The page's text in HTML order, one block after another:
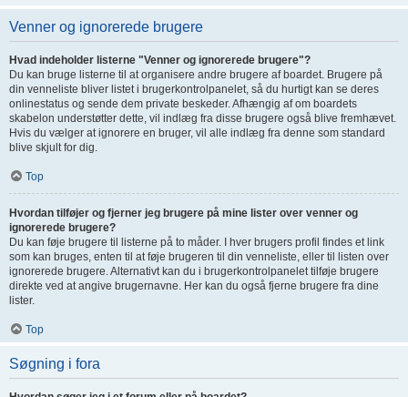
Venner og ignorerede brugere
Hvad indeholder listerne "Venner og ignorerede brugere"?
Du kan bruge listerne til at organisere andre brugere af boardet. Brugere på
din venneliste bliver listet i brugerkontrolpanelet, så du hurtigt kan se deres
onlinestatus og sende dem private beskeder. Afhængig af om boardets
skabelon understøtter dette, vil indlæg fra disse brugere også blive fremhævet.
Hvis du vælger at ignorere en bruger, vil alle indlæg fra denne som standard
blive skjult for dig.
Top
Hvordan tilføjer og fjerner jeg brugere på mine lister over venner og
ignorerede brugere?
Du kan føje brugere til listerne på to måder. I hver brugers profil findes et link
som kan bruges, enten til at føje brugeren til din venneliste, eller til listen over
ignorerede brugere. Alternativt kan du i brugerkontrolpanelet tilføje brugere
direkte ved at angive brugernavne. Her kan du også fjerne brugere fra dine
lister.
Top
Søgning i fora